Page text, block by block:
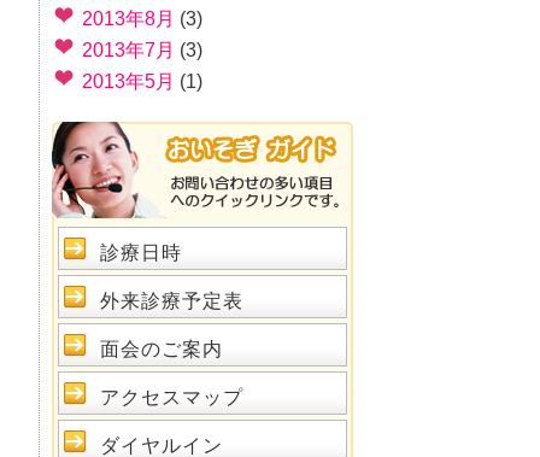
2013年8月 (3)
2013年7月 (3)
2013年5月 (1)
診療日時
外来診療予定表
面会のご案内
アクセスマップ
ダイヤルイン